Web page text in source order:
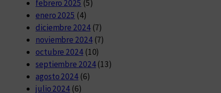
febrero 2025 (5)
enero 2025 (4)
diciembre 2024(7)
noviembre 2024(7)
octubre 2024(10)
septiembre 2024(13)
agosto 2024(6)
julio 2024 (6)